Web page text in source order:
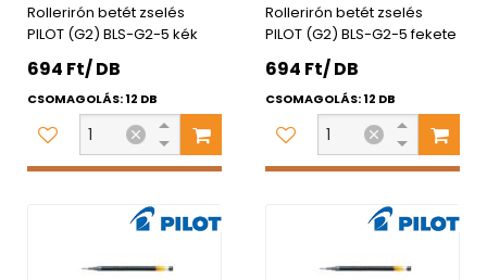
Rollerirón betét zselés
PILOT (G2) BLS-G2-5 kék
694 Ft/ DB
CSOMAGOLÁS: 12 DB
Rollerirón betét zselés
PILOT (G2) BLS-G2-5 fekete
694 Ft/ DB
CSOMAGOLÁS: 12 DB